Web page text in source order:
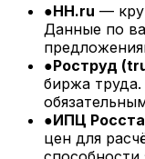
●HH.ru —
Данные по
●Роструд
биржа
●ИПЦ
цен для